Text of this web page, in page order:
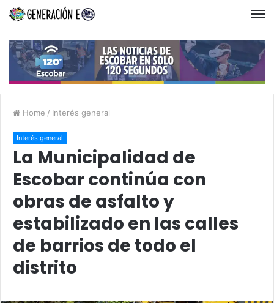
Home / Interés general
Interés general
La Municipalidad de
Escobar continúa con
obras de asfalto y
estabilizado en las calles
de barrios de todo el
distrito